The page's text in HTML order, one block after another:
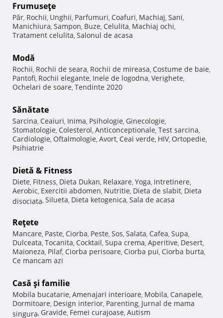
Frumuseţe
Păr, Rochii, Unghii, Parfumuri, Coafuri, Machiaj, Sani,
Manichiura, Sampon, Buze, Celulita, Machiaj ochi,
Tratament celulita, Salonul de acasa
Modă
Rochii, Rochii de seara, Rochii de mireasa, Costume de baie,
Pantofi, Rochii elegante, Inele de logodna, Verighete,
Ochelari de soare, Tendinte 2020
Sănătate
Sarcina, Ceaiuri, Inima, Psihologie, Ginecologie,
Stomatologie, Colesterol, Anticonceptionale, Test sarcina,
Cardiologie, Oftalmologie, Avort, Ceai verde, HIV, Ortopedie,
Psihiatrie
Dietă & Fitness
Diete, Fitness, Dieta Dukan, Relaxare, Yoga, Intretinere,
Aerobic, Exercitii abdomen, Nutritie, Dieta de slabit, Dieta
disociata, Silueta, Dieta ketogenica, Sala de acasa
Reţete
Mancare, Paste, Ciorba, Peste, Sos, Salata, Cafea, Supa,
Dulceata, Tocanita, Cocktail, Supa crema, Aperitive, Desert,
Maioneza, Pilaf, Ciorba perisoare, Ciorba pui, Ciorba burta,
Ce mancam azi
Casă şi familie
Mobila bucatarie, Amenajari interioare, Mobila, Canapele,
Dormitoare, Design interior, Parenting, Jurnal de mama
singura, Gravide, Femei curajoase, Autism